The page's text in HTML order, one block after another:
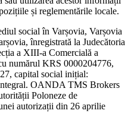
și reglementările locale.
social în Varșovia, Varșovia
înregistrată la Judecătoria
a XIII-a Comercială a
numărul KRS 0000204776,
capital social inițial:
OANDA TMS Brokers
Poloneze de
autorizații din 26 aprilie